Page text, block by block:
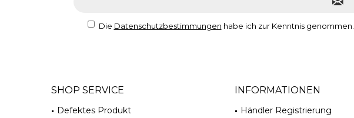
Die Datenschutzbestimmungen habe ich zur Kenntnis genommen.
SHOP SERVICE
Defektes Produkt
INFORMATIONEN
Händler Registrierung